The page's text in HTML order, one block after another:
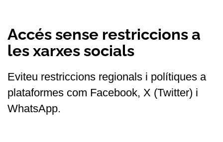
Accés sense restriccions a
les xarxes socials
Eviteu restriccions regionals i polítiques a
plataformes com Facebook, X (Twitter) i
WhatsApp.